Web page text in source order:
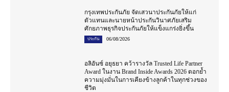
กรุงเทพประกันภัย จัดเสวนาประกันภัยให้แก่
ตัวแทนและนายหน้าประกันวินาศภัยเสริม
ศักยภาพธุรกิจประกันภัยให้แข็งแกร่งยิ่งขึ้น
ประกัน 06/08/2026
อลิอันซ์ อยุธยา คว้ารางวัล Trusted Life Partner
Award ในงาน Brand Inside Awards 2026 ตอกย้ำ
ความมุ่งมั่นในการเคียงข้างลูกค้าในทุกช่วงของ
ชีวิต